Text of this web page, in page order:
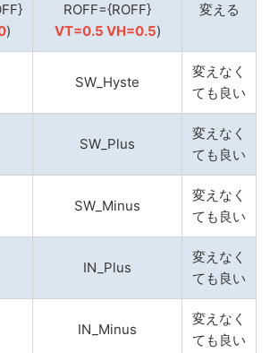
)
ROFF={ROFF}
VT=0.5 VH=0.5)
変える
SW_Hyste
変えなく
ても良い
SW_Plus
変えなく
ても良い
SW_Minus
変えなく
ても良い
IN_Plus
変えなく
ても良い
IN_Minus
変えなく
ても良い